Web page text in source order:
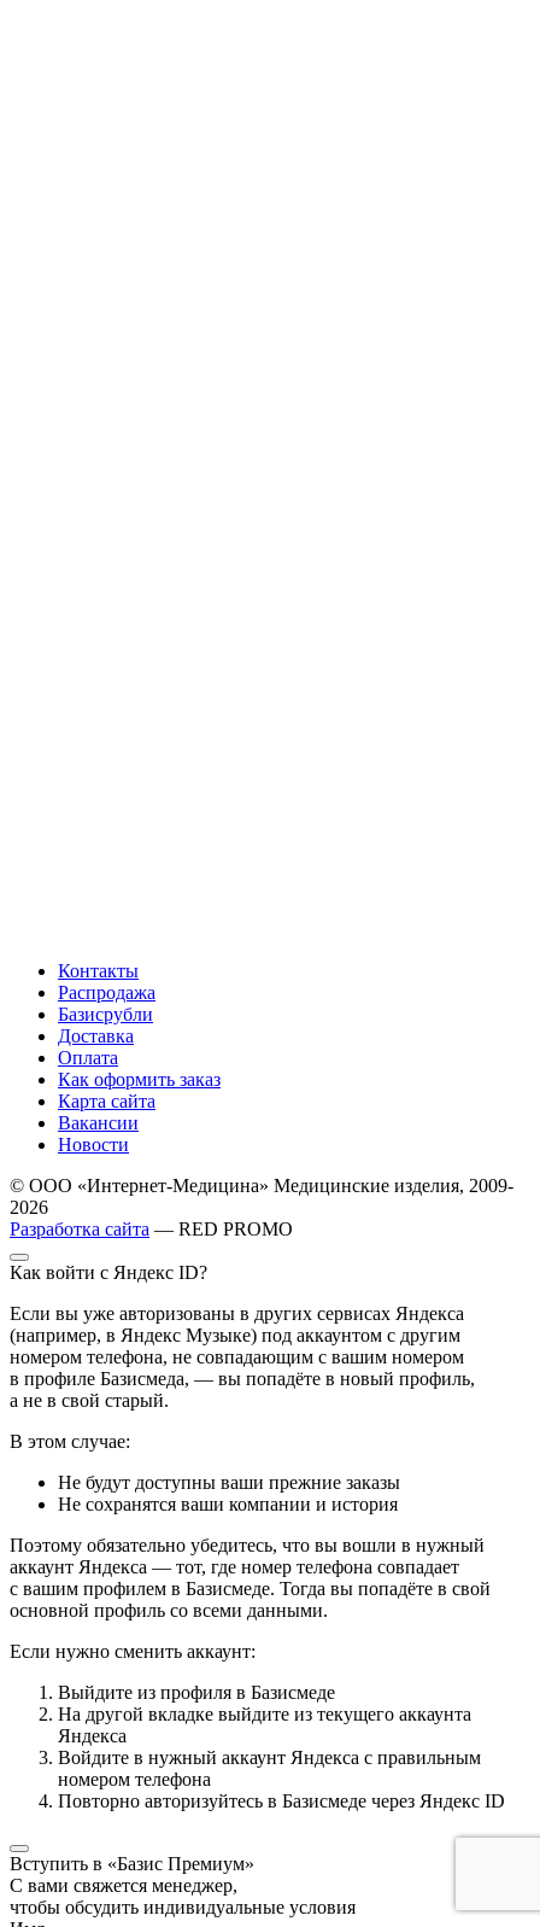
Контакты
Распродажа
Базисрубли
Доставка
Оплата
Как оформить заказ
Карта сайта
Вакансии
Новости
© ООО «Интернет-Медицина» Медицинские изделия, 2009-
2026
Разработка сайта — RED PROMO
Как войти с Яндекс ID?
Если вы уже авторизованы в других сервисах Яндекса
(например, в Яндекс Музыке) под аккаунтом с другим
номером телефона, не совпадающим с вашим номером
в профиле Базисмеда, — вы попадёте в новый профиль,
а не в свой старый.
В этом случае:
Не будут доступны ваши прежние заказы
Не сохранятся ваши компании и история
Поэтому обязательно убедитесь, что вы вошли в нужный
аккаунт Яндекса — тот, где номер телефона совпадает
с вашим профилем в Базисмеде. Тогда вы попадёте в свой
основной профиль со всеми данными.
Если нужно сменить аккаунт:
Выйдите из профиля в Базисмеде
На другой вкладке выйдите из текущего аккаунта
Яндекса
Войдите в нужный аккаунт Яндекса с правильным
номером телефона
Повторно авторизуйтесь в Базисмеде через Яндекс ID
Вступить в «Базис Премиум»
С вами свяжется менеджер,
чтобы обсудить индивидуальные условия